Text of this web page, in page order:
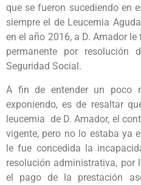
que se fueron sucediendo en
siempre el de Leucemia
en el año 2016, a D. Amador
permanente por resolución
Seguridad Social.
A fin de entender un poco
exponiendo, es de resaltar
leucemia de D. Amador, el
vigente, pero no lo estaba ya
le fue concedida la
resolución administrativa, por
el pago de la prestación